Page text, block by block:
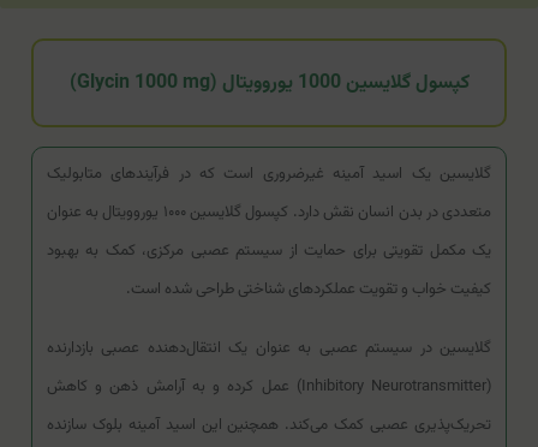
کپسول گلایسین 1000 یوروویتال (Glycin 1000 mg)
گلایسین یک اسید آمینه غیرضروری است که در فرآیندهای متابولیک
متعددی در بدن انسان نقش دارد. کپسول گلایسین ۱۰۰۰ یوروویتال به عنوان
یک مکمل تقویتی برای حمایت از سیستم عصبی مرکزی، کمک به بهبود
کیفیت خواب و تقویت عملکردهای شناختی طراحی شده است.
گلایسین در سیستم عصبی به عنوان یک انتقال‌دهنده عصبی بازدارنده
(Inhibitory Neurotransmitter) عمل کرده و به آرامش ذهن و کاهش
تحریک‌پذیری عصبی کمک می‌کند. همچنین این اسید آمینه بلوک سازنده